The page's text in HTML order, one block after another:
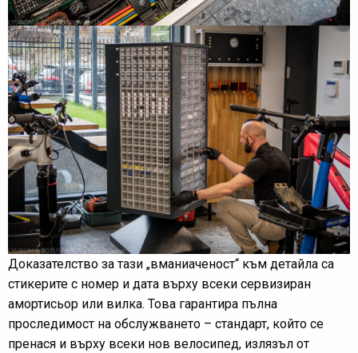
Доказателство за тази „вманиаченост“ към детайла са
стикерите с номер и дата върху всеки сервизиран
амортисьор или вилка. Това гарантира пълна
проследимост на обслужването – стандарт, който се
пренася и върху всеки нов велосипед, излязъл от